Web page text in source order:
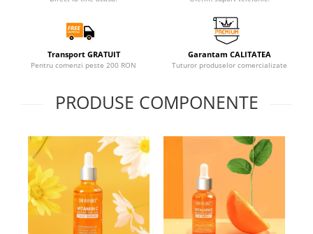
Transport GRATUIT
Pentru comenzi peste 200 RON
Garantam CALITATEA
Tuturor produselor comercializate
PRODUSE COMPONENTE